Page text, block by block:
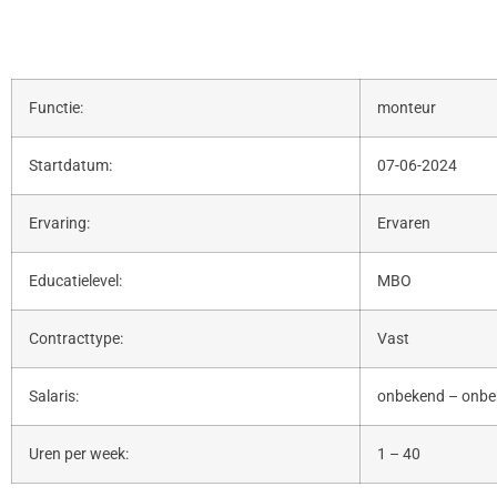
Functie: monteur
Startdatum: 07-06-2024
Ervaring: Ervaren
Educatielevel: MBO
Contracttype: Vast
Salaris: onbekend –
Uren per week: 1 – 40